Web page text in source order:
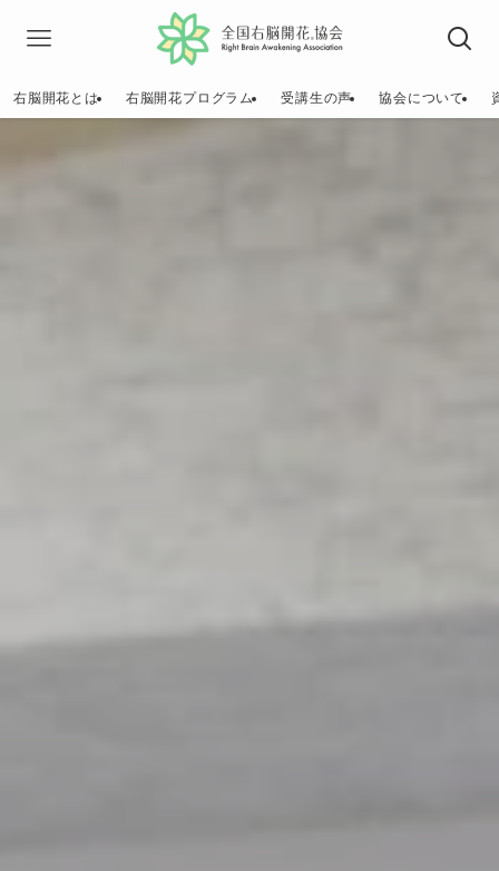
右脳開花とは 右脳開花プログラム 受講生の声 協会について